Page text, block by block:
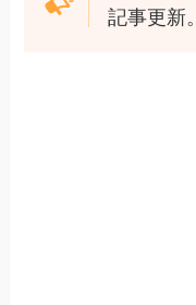
記事更新。